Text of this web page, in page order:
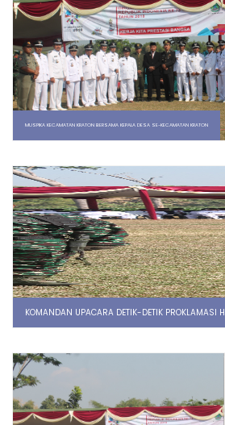
MUSPIKA KECAMATAN KRATON BERSAMA KEPALA DESA SE-KECAMATAN KRATON
KOMANDAN UPACARA DETIK-DETIK PROKLAMASI